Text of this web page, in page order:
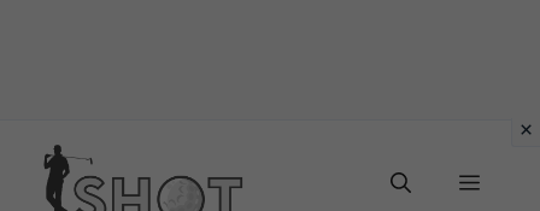
Menu